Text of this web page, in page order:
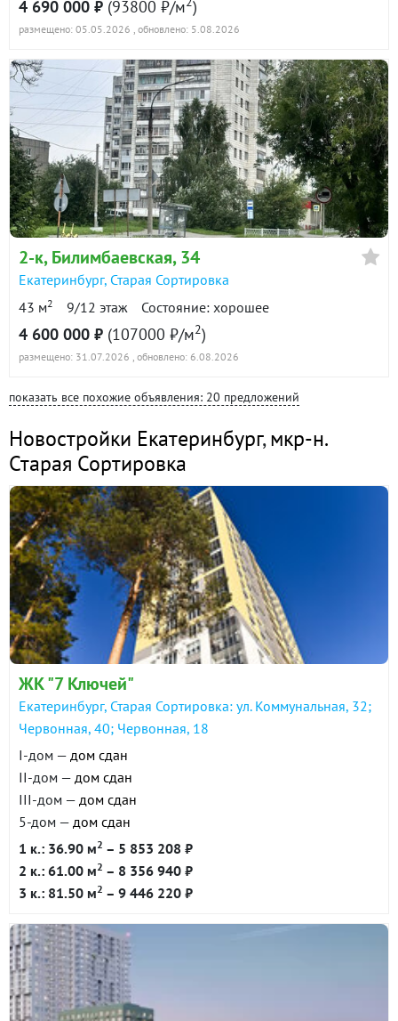
4 690 000 ₽ (93800 ₽/м )
размещено: 05.05.2026 , обновлено: 5.08.2026
2-к, Билимбаевская, 34
Екатеринбург, Старая Сортировка
43 м2 9/12 этаж Состояние: хорошее
4 600 000 ₽ (107000 ₽/м2)
размещено: 31.07.2026 , обновлено: 6.08.2026
показать все похожие объявления: 20 предложений
Новостройки Екатеринбург,мкр-н.
Старая Сортировка
ЖК "7 Ключей"
Екатеринбург, Старая Сортировка: ул. Коммунальная, 32;
Червонная, 40; Червонная, 18
I-дом — дом сдан
II-дом — дом сдан
III-дом — дом сдан
5-дом — дом сдан
1 к.: 36.90 м2 – 5 853 208 ₽
2 к.: 61.00 м2 – 8 356 940 ₽
3 к.: 81.50 м2 – 9 446 220 ₽